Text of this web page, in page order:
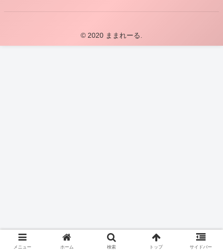
© 2020 ままれーる.
メニュー ホーム 検索 トップ サイドバー